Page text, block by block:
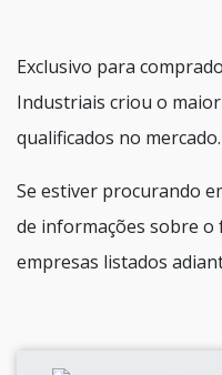
Exclusivo para
Industriais criou o
qualificados no mercado.
Se estiver procurando
de informações sobre o
empresas listados